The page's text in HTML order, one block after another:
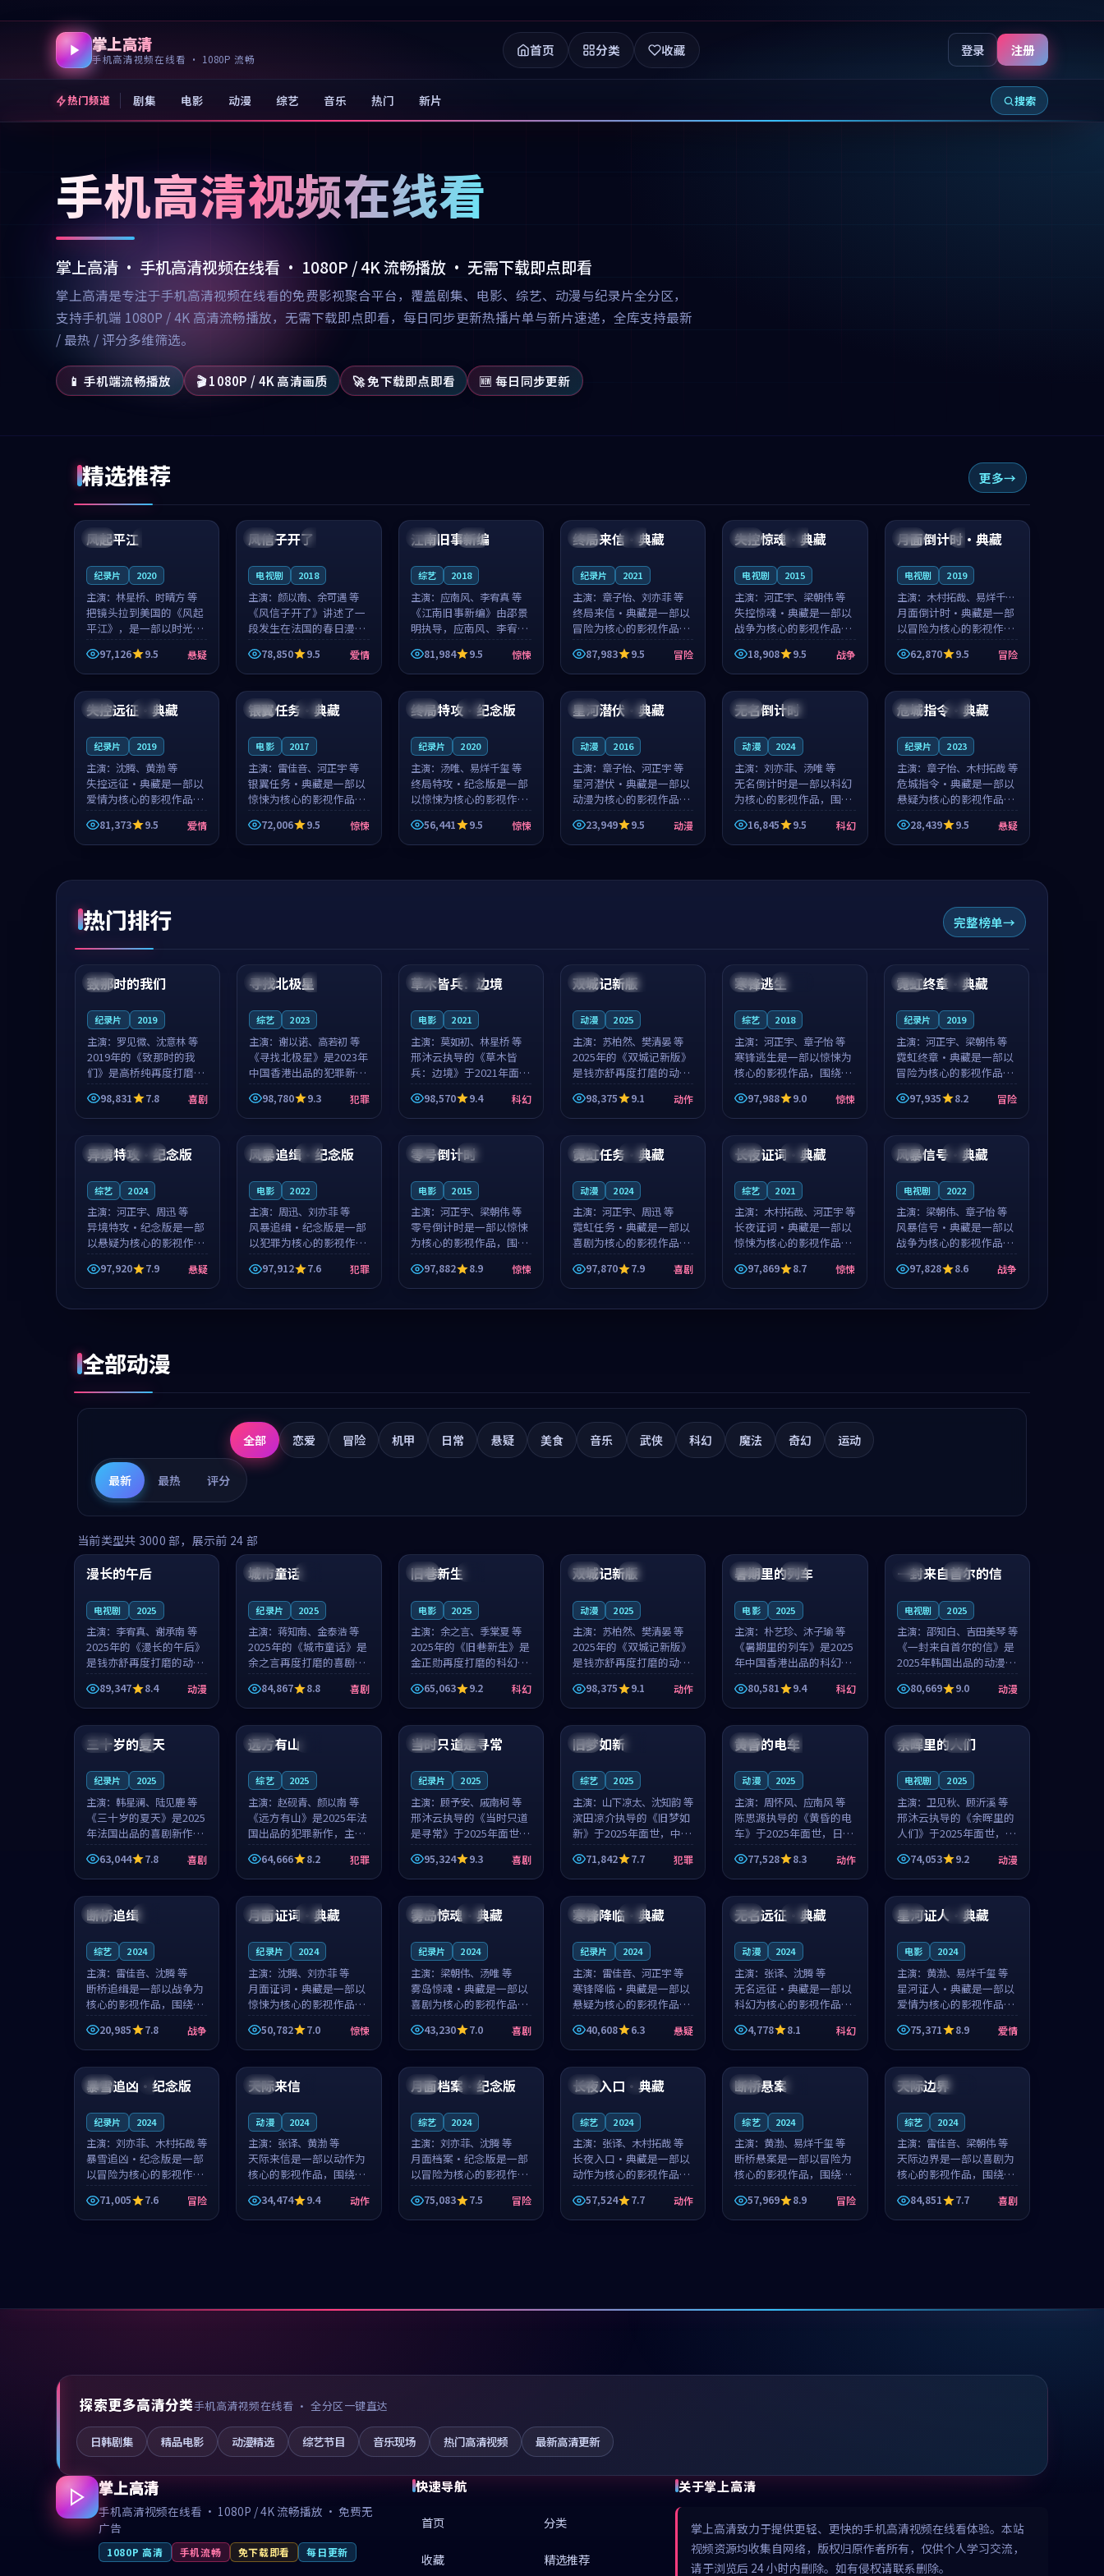
掌上高清
手机高清视频在线看 · 1080P 流畅
首页 分类 收藏 登录 注册
热门频道 剧集 电影 动漫 综艺 音乐 热门 新片 搜索
手机高清视频在线看
掌上高清 · 手机高清视频在线看 · 1080P / 4K 流畅播放 · 无需下载即点即看
掌上高清是专注于手机高清视频在线看的免费影视聚合平台，覆盖剧集、电影、综艺、动漫与纪录片全分区，
支持手机端 1080P / 4K 高清流畅播放，无需下载即点即看，每日同步更新热播片单与新片速递，全库支持最新
/ 最热 / 评分多维筛选。
📱 手机端流畅播放 🎬 1080P / 4K 高清画质 🚀 免下载即点即看 🆕 每日同步更新
精选推荐 更多
美国
99:07
风起平江
纪录片 2020
主演： 林星桥、时晴方 等
把镜头拉到美国的《风起
平江》，是一部以时光记
忆为底色的悬疑作品。林
星桥和时晴方贡献了2020
年颇受关注的合作演出，
影片在情感层次与现实质
感之间游...
97,126 9.5 悬疑
法国 4K
99:21
风信子开了
电视剧 2018
主演：颜以南、余可遇 等
《风信子开了》讲述了一
段发生在法国的春日漫步
故事。颜以南饰演的主角
与余可遇的角色因一场意
外卷入更深的纠葛，爱情
元素贯穿始终，节奏稳健
而富有张力，...
78,850 9.5 爱情
日本 院线
99:53
江南旧事新编
综艺 2018
主演： 应南风、李宥真 等
《江南旧事新编》由邵景
明执导，应南风、李宥真
领衔主演，是一部2018年
上映的日本惊悚综艺。影
片以邻里温情为切入，呈
现一段从初遇到告别都浸
着真实情...
81,984 9.5 惊悚
日本 院线
99:12
终局来信·典藏
纪录片 2021
主演： 章子怡、刘亦菲 等
终局来信·典藏是一部以
冒险为核心的影视作品，
围绕危机、反转与人物成
长展开，整体节奏紧凑，
值得推荐观看。
87,983 9.5 冒险
英国 高分
88:55
失控惊魂·典藏
电视剧 2015
主演：河正宇、梁朝伟 等
失控惊魂·典藏是一部以
战争为核心的影视作品，
围绕危机、反转与人物成
长展开，整体节奏紧凑，
值得推荐观看。
18,908 9.5 战争
中国 4K
99:54
月面倒计时·典藏
电视剧 2019
主演： 木村拓哉、易烊千玺
等
月面倒计时·典藏是一部
以冒险为核心的影视作
品，围绕危机、反转与人
物成长展开，整体节奏紧
凑，值得推荐观看。
62,870 9.5 冒险
中国 热播
93:40
失控远征·典藏
纪录片 2019
主演： 沈腾、黄渤 等
失控远征·典藏是一部以
爱情为核心的影视作品，
围绕危机、反转与人物成
长展开，整体节奏紧凑，
值得推荐观看。
81,373 9.5 爱情
中国 杜比
92:17
银翼任务·典藏
电影 2017
主演： 雷佳音、河正宇 等
银翼任务·典藏是一部以
惊悚为核心的影视作品，
围绕危机、反转与人物成
长展开，整体节奏紧凑，
值得推荐观看。
72,006 9.5 惊悚
美国 院线
99:21
终局特攻·纪念版
纪录片 2020
主演： 汤唯、易烊千玺 等
终局特攻·纪念版是一部
以惊悚为核心的影视作
品，围绕危机、反转与人
物成长展开，整体节奏紧
凑，值得推荐观看。
56,441 9.5 惊悚
美国 院线
99:59
星河潜伏·典藏
动漫 2016
主演： 章子怡、河正宇 等
星河潜伏·典藏是一部以
动漫为核心的影视作品，
围绕危机、反转与人物成
长展开，整体节奏紧凑，
值得推荐观看。
23,949 9.5 动漫
法国 高分
99:35
无名倒计时
动漫 2024
主演：刘亦菲、汤唯 等
无名倒计时是一部以科幻
为核心的影视作品，围绕
危机、反转与人物成长展
开，整体节奏紧凑，值得
推荐观看。
16,845 9.5 科幻
韩国 完结
99:57
危城指令·典藏
纪录片 2023
主演： 章子怡、木村拓哉 等
危城指令·典藏是一部以
悬疑为核心的影视作品，
围绕危机、反转与人物成
长展开，整体节奏紧凑，
值得推荐观看。
28,439 9.5 悬疑
热门排行 完整榜单
中国 4K
99:22
致那时的我们
纪录片 2019
主演： 罗见微、沈意林 等
2019年的《致那时的我
们》是高桥纯再度打磨的
喜剧佳作。中国大陆的取
景与都市寓言的氛围相互
成就，罗见微与沈意林的
影片在悬念...
98,831 7.8 喜剧
中国 4K
99:18
寻找北极星
综艺 2023
主演： 谢以诺、高若初 等
《寻找北极星》是2023年
中国香港出品的犯罪新
作，主创团队希望用公路
冒险的故事让观众停下来
想一想。谢以诺领衔，高
柯的叙事节...
98,780 9.3 犯罪
泰国 独播
99:44
草木皆兵：边境
电影 2021
主演： 莫如初、林星桥 等
邢沐云执导的《草木皆
兵：边境》于2021年面
世，泰国的城市气质与校
园青春的人物心境共同构
筑了影片基调。莫如初、
整部科幻电影...
98,570 9.4 科幻
中国 独播
99:40
双城记新版
动漫 2025
主演： 苏柏然、樊清晏 等
2025年的《双城记新版》
是钱亦舒再度打磨的动作
佳作。中国大陆的取景与
沙漠探险的氛围相互成
就，苏柏然与樊清晏的对
片在悬念与...
98,375 9.1 动作
日本 连载中
99:12
寒锋逃生
综艺 2018
主演： 河正宇、章子怡 等
寒锋逃生是一部以惊悚为
核心的影视作品，围绕危
机、反转与人物成长展
开，整体节奏紧凑，值得
推荐观看。
97,988 9.0 惊悚
中国 完结
99:24
霓虹终章·典藏
纪录片 2019
主演： 河正宇、梁朝伟 等
霓虹终章·典藏是一部以
冒险为核心的影视作品，
围绕危机、反转与人物成
长展开，整体节奏紧凑，
值得推荐观看。
97,935 8.2 冒险
中国 连载中
99:16
异境特攻·纪念版
综艺 2024
主演： 河正宇、周迅 等
异境特攻·纪念版是一部
以悬疑为核心的影视作
品，围绕危机、反转与人
物成长展开，整体节奏紧
凑，值得推荐观看。
97,920 7.9 悬疑
美国 高分
99:51
风暴追缉·纪念版
电影 2022
主演： 周迅、刘亦菲 等
风暴追缉·纪念版是一部
以犯罪为核心的影视作
品，围绕危机、反转与人
物成长展开，整体节奏紧
凑，值得推荐观看。
97,912 7.6 犯罪
泰国 独播
96:18
零号倒计时
电影 2015
主演： 河正宇、梁朝伟 等
零号倒计时是一部以惊悚
为核心的影视作品，围绕
危机、反转与人物成长展
开，整体节奏紧凑，值得
推荐观看。
97,882 8.9 惊悚
美国 院线
99:57
霓虹任务·典藏
动漫 2024
主演： 河正宇、周迅 等
霓虹任务·典藏是一部以
喜剧为核心的影视作品，
围绕危机、反转与人物成
长展开，整体节奏紧凑，
值得推荐观看。
97,870 7.9 喜剧
中国 热播
99:43
长夜证词·典藏
综艺 2021
主演： 木村拓哉、河正宇 等
长夜证词·典藏是一部以
惊悚为核心的影视作品，
围绕危机、反转与人物成
长展开，整体节奏紧凑，
值得推荐观看。
97,869 8.7 惊悚
法国 院线
99:30
风暴信号·典藏
电视剧 2022
主演： 梁朝伟、章子怡 等
风暴信号·典藏是一部以
战争为核心的影视作品，
围绕危机、反转与人物成
长展开，整体节奏紧凑，
值得推荐观看。
97,828 8.6 战争
全部动漫
全部 恋爱 冒险 机甲 日常 悬疑 美食 音乐 武侠 科幻 魔法 奇幻 运动
最新 最热 评分
当前类型共 3000 部，展示前 24 部
中国 高分
99:16
漫长的午后
电视剧 2025
主演： 李宥真、谢承南 等
2025年的《漫长的午后》
是钱亦舒再度打磨的动漫
佳作。中国大陆的取景与
海岛日常的氛围相互成
就，李宥真与谢承南的对
手戏自然克制，让整部影
片在悬念与...
89,347 8.4 动漫
美国
城市童话
纪录片 2025
主演：蒋知南、金泰浩 等
2025年的《城市童话》是
余之言再度打磨的喜剧佳
作。美国的取景与历史战
争的氛围相互成就，蒋知
南与金泰浩的对手戏自然
克制，让整部影片在悬念
与温度之...
84,867 8.8 喜剧
英国
旧巷新生
电影 2025
主演： 余之言、季棠夏 等
2025年的《旧巷新生》是
金正勋再度打磨的科幻佳
作。英国的取景与雨夜物
语的氛围相互成就，余之
言与季棠夏的对手戏自然
克制，让整部影片在悬念
与温度之...
65,063 9.2 科幻
中国 独播
双城记新版
动漫 2025
主演： 苏柏然、樊清晏 等
2025年的《双城记新版》
是钱亦舒再度打磨的动作
佳作。中国大陆的取景与
沙漠探险的氛围相互成
就，苏柏然与樊清晏的对
手戏自然克制，让整部影
片在悬念与...
98,375 9.1 动作
中国 杜比
暑期里的列车
电影 2025
主演：朴艺珍、沐子瑜 等
《暑期里的列车》是2025
年中国香港出品的科幻新
作，主创团队希望用城市
夜归人的故事让观众停下
来想一想。朴艺珍领衔，
沐子瑜担任重要角色，郑
书延的叙...
80,581 9.4 科幻
韩国 热播
一封来自首尔的信
电视剧 2025
主演： 邵知白、吉田美琴 等
《一封来自首尔的信》是
2025年韩国出品的动漫新
作，主创团队希望用高考
往事的故事让观众停下来
想一想。邵知白领衔，吉
田美琴担任重要角色，谢
承南的叙...
80,669 9.0 动漫
法国 4K
99:12
三十岁的夏天
纪录片 2025
主演： 韩星澜、陆见鹿 等
《三十岁的夏天》是2025
年法国出品的喜剧新作，
主创团队希望用深夜电台
的故事让观众停下来想一
想。韩星澜领衔，陆见鹿
担任重要角色，山田纯一
的叙事节...
63,044 7.8 喜剧
法国
99:48
远方有山
综艺 2025
主演：赵砚青、颜以南 等
《远方有山》是2025年法
国出品的犯罪新作，主创
团队希望用高校追梦的故
事让观众停下来想一想。
赵砚青领衔，颜以南担任
重要角色，山田纯一的叙
事节奏一...
64,666 8.2 犯罪
泰国 杜比
99:32
当时只道是寻常
纪录片 2025
主演： 顾予安、戚南柯 等
邢沐云执导的《当时只道
是寻常》于2025年面世，
泰国的城市气质与母女情
深的人物心境共同构筑了
影片基调。顾予安、戚南
柯用细腻的表演撑起整部
喜剧电影...
95,324 9.3 喜剧
中国
99:08
旧梦如新
综艺 2025
主演： 山下凉太、沈知韵 等
滨田凉介执导的《旧梦如
新》于2025年面世，中国
台湾的城市气质与异国相
遇的人物心境共同构筑了
影片基调。山下凉太、沈
知韵用细腻的表演撑起整
部犯罪电...
71,842 7.7 犯罪
日本 4K
99:20
黄昏的电车
动漫 2025
主演：周怀风、应南风 等
陈思源执导的《黄昏的电
车》于2025年面世，日本
的城市气质与渔村故事的
人物心境共同构筑了影片
基调。周怀风、应南风用
细腻的表演撑起整部动作
电影，剧...
77,528 8.3 动作
泰国 完结
99:56
余晖里的人们
电视剧 2025
主演： 卫见秋、顾沂溪 等
邢沐云执导的《余晖里的
人们》于2025年面世，泰
国的城市气质与小镇生活
的人物心境共同构筑了影
片基调。卫见秋、顾沂溪
用细腻的表演撑起整部动
漫电影，...
74,053 9.2 动漫
英国
99:53
断桥追缉
综艺 2024
主演： 雷佳音、沈腾 等
断桥追缉是一部以战争为
核心的影视作品，围绕危
机、反转与人物成长展
开，整体节奏紧凑，值得
推荐观看。
20,985 7.8 战争
韩国 高分
99:05
月面证词·典藏
纪录片 2024
主演：沈腾、刘亦菲 等
月面证词·典藏是一部以
惊悚为核心的影视作品，
围绕危机、反转与人物成
长展开，整体节奏紧凑，
值得推荐观看。
50,782 7.0 惊悚
英国 热播
99:36
雾岛惊魂·典藏
纪录片 2024
主演： 梁朝伟、汤唯 等
雾岛惊魂·典藏是一部以
喜剧为核心的影视作品，
围绕危机、反转与人物成
长展开，整体节奏紧凑，
值得推荐观看。
43,230 7.0 喜剧
美国 独播
99:03
寒锋降临·典藏
纪录片 2024
主演： 雷佳音、河正宇 等
寒锋降临·典藏是一部以
悬疑为核心的影视作品，
围绕危机、反转与人物成
长展开，整体节奏紧凑，
值得推荐观看。
40,608 6.3 悬疑
日本 杜比
99:08
无名远征·典藏
动漫 2024
主演： 张译、沈腾 等
无名远征·典藏是一部以
科幻为核心的影视作品，
围绕危机、反转与人物成
长展开，整体节奏紧凑，
值得推荐观看。
4,778 8.1 科幻
法国 杜比
99:31
星河证人·典藏
电影 2024
主演： 黄渤、易烊千玺 等
星河证人·典藏是一部以
爱情为核心的影视作品，
围绕危机、反转与人物成
长展开，整体节奏紧凑，
值得推荐观看。
75,371 8.9 爱情
韩国 4K
99:13
暴雪追凶·纪念版
纪录片 2024
主演： 刘亦菲、木村拓哉 等
暴雪追凶·纪念版是一部
以冒险为核心的影视作
品，围绕危机、反转与人
物成长展开，整体节奏紧
凑，值得推荐观看。
71,005 7.6 冒险
中国
99:41
天际来信
动漫 2024
主演： 张译、黄渤 等
天际来信是一部以动作为
核心的影视作品，围绕危
机、反转与人物成长展
开，整体节奏紧凑，值得
推荐观看。
34,474 9.4 动作
中国 杜比
99:45
月面档案·纪念版
综艺 2024
主演： 刘亦菲、沈腾 等
月面档案·纪念版是一部
以冒险为核心的影视作
品，围绕危机、反转与人
物成长展开，整体节奏紧
凑，值得推荐观看。
75,083 7.5 冒险
英国 4K
90:37
长夜入口·典藏
综艺 2024
主演： 张译、木村拓哉 等
长夜入口·典藏是一部以
动作为核心的影视作品，
围绕危机、反转与人物成
长展开，整体节奏紧凑，
值得推荐观看。
57,524 7.7 动作
中国
99:58
断桥悬案
综艺 2024
主演：黄渤、易烊千玺 等
断桥悬案是一部以冒险为
核心的影视作品，围绕危
机、反转与人物成长展
开，整体节奏紧凑，值得
推荐观看。
57,969 8.9 冒险
日本 连载中
99:40
天际边界
综艺 2024
主演： 雷佳音、梁朝伟 等
天际边界是一部以喜剧为
核心的影视作品，围绕危
机、反转与人物成长展
开，整体节奏紧凑，值得
推荐观看。
84,851 7.7 喜剧
探索更多高清分类手机高清视频在线看 · 全分区一键直达
日韩剧集 精品电影 动漫精选 综艺节目 音乐现场 热门高清视频 最新高清更新
掌上高清
手机高清视频在线看 · 1080P / 4K 流畅播放 · 免费无
广告
1080P 高清 手机流畅 免下载即看 每日更新
快速导航
首页 分类
收藏 精选推荐
关于掌上高清
掌上高清致力于提供更轻、更快的手机高清视频在线看体验。本站
视频资源均收集自网络，版权归原作者所有，仅供个人学习交流，
请于浏览后 24 小时内删除。如有侵权请联系删除。